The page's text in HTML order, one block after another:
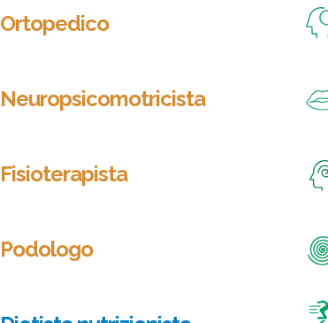
Ortopedico
Neuropsicomotricista
Fisioterapista
Podologo